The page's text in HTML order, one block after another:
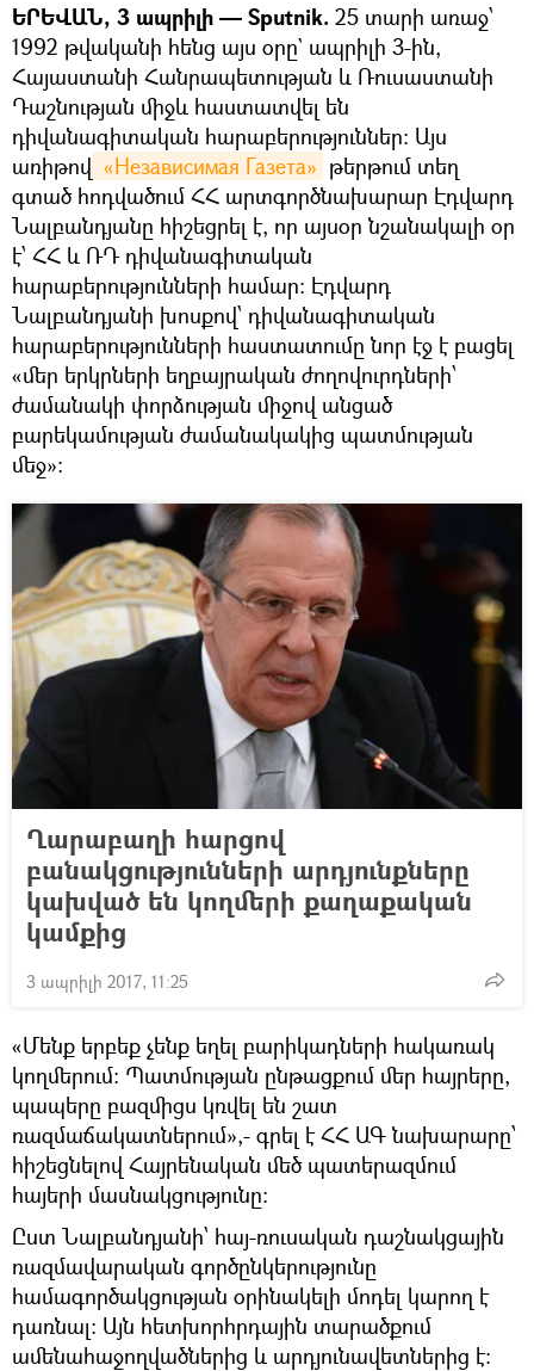
ԵՐԵՎԱՆ, 3 ապրիլի — Sputnik. 25 տարի առաջ՝
1992 թվականի հենց այս օրը` ապրիլի 3-ին,
Հայաստանի Հանրապետության և Ռուսաստանի
Դաշնության միջև հաստատվել են
դիվանագիտական հարաբերություններ: Այս
առիթով «Независимая Газета» թերթում տեղ
գտած հոդվածում ՀՀ արտգործնախարար Էդվարդ
Նալբանդյանը հիշեցրել է, որ այսօր նշանակալի օր
է՝ ՀՀ և ՌԴ դիվանագիտական
հարաբերությունների համար: Էդվարդ
Նալբանդյանի խոսքով՝ դիվանագիտական
հարաբերությունների հաստատումը նոր էջ է բացել
«մեր երկրների եղբայրական ժողովուրդների՝
ժամանակի փորձության միջով անցած
բարեկամության ժամանակակից պատմության
մեջ»:
Ղարաբաղի հարցով
բանակցությունների արդյունքները
կախված են կողմերի քաղաքական
կամքից
3 ապրիլի 2017, 11:25
«Մենք երբեք չենք եղել բարիկադների հակառակ
կողմերում: Պատմության ընթացքում մեր հայրերը,
պապերը բազմիցս կռվել են շատ
ռազմաճակատներում»,- գրել է ՀՀ ԱԳ նախարարը՝
հիշեցնելով Հայրենական մեծ պատերազմում
հայերի մասնակցությունը:
Ըստ Նալբանդյանի՝ հայ-ռուսական դաշնակցային
ռազմավարական գործընկերությունը
համագործակցության օրինակելի մոդել կարող է
դառնալ։ Այն հետխորհրդային տարածքում
ամենահաջողվածներից և արդյունավետներից է: